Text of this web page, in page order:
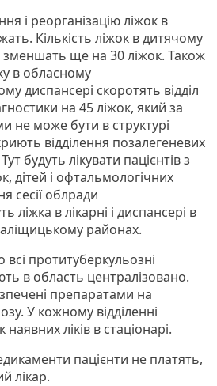
і реорганізацію ліжок в
Кількість ліжок в дитячому
зменшать ще на 30 ліжок. Також
в обласному
диспансері скоротять відділ
на 45 ліжок, який за
не може бути в структурі
відділення позалегеневих
будуть лікувати пацієнтів з
дітей і офтальмологічних
сесії облради
ліжка в лікарні і диспансері в
районах.
протитуберкульозні
в область централізовано.
препаратами на
У кожному відділенні
ліків в стаціонарі.
пацієнти не платять,
лікар.